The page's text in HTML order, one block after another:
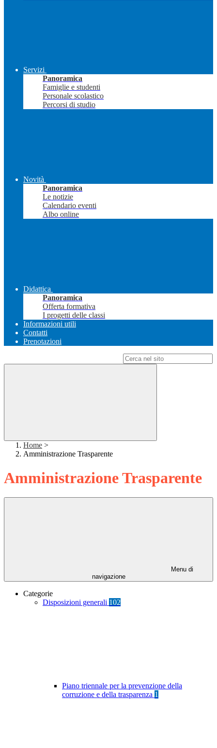
Servizi
Panoramica
Famiglie e studenti
Personale scolastico
Percorsi di studio
Novità
Panoramica
Le notizie
Calendario eventi
Albo online
Didattica
Panoramica
Offerta formativa
I progetti delle classi
Informazioni utili
Contatti
Prenotazioni
Home >
Amministrazione Trasparente
Amministrazione Trasparente
Menu di
navigazione
Categorie
Disposizioni generali 102
Piano triennale per la prevenzione della
corruzione e della trasparenza 1